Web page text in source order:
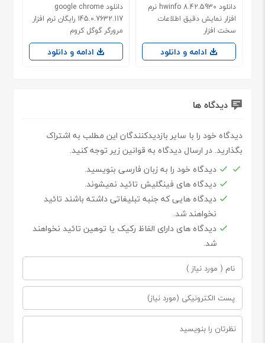
دانلود hwinfo 8.42.5930 نرم
افزار نمایش دقیق اطلاعات
سخت افزار
ادامه و دانلود
دانلود google chrome
145.0.7632.117 رایگان نرم افزار
مرورگر گوگل کروم
ادامه و دانلود
دیدگاه ها
دیدگاه خود را با سایر بازدیدکنندگان این مطلب به اشتراک
بگذارید. در ارسال دیدگاه به قوانین زیر توجه کنید.
دیدگاه خود را به زبان فارسی بنویسید.
دیدگاه های فینگلیش تائید نمیشوند.
دیدگاه هایی که جنبه تبلیغاتی داشته باشند تائید
نخواهند شد.
دیدگاه های دارای الفاظ رکیک یا توهین تائید نخواهند
شد.